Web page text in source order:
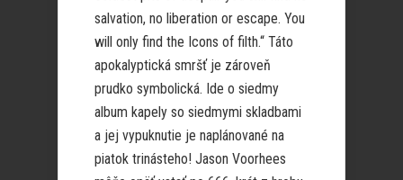
salvation, no liberation or escape. You
will only find the Icons of filth.“ Táto
apokalyptická smršť je zároveň
prudko symbolická. Ide o siedmy
album kapely so siedmymi skladbami
a jej vypuknutie je naplánované na
piatok trinásteho! Jason Voorhees